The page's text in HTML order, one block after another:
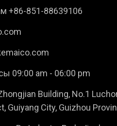
+86-851-88639106
09:00 am - 06:00 pm
Building, No.1
Guiyang City, Guizhou